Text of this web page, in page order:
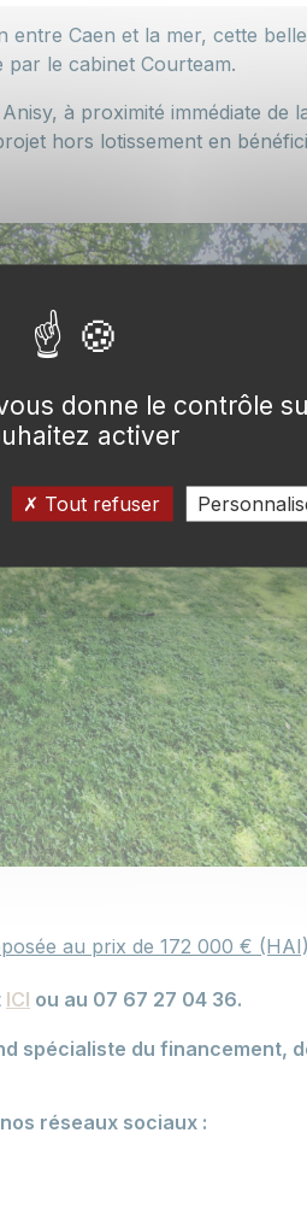
Caen et la mer, cette
par le cabinet Courteam.
à proximité immédiate de
hors lotissement en
au prix de 172 000 €
ICI ou au 07 67 27 04 36.
spécialiste du financement,
réseaux sociaux :
donne le contrôle
activer
Tout refuser